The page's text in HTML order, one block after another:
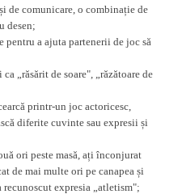
de comunicare, o combinație de
desen;
pentru a ajuta partenerii de joc să
„răsărit de soare", „răzătoare de
printr-un joc actoricesc,
diferite cuvinte sau expresii și
ori peste masă, ați înconjurat
de mai multe ori pe canapea și
expresia „atletism";